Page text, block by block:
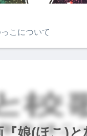
こについて
娘(ほこ)と